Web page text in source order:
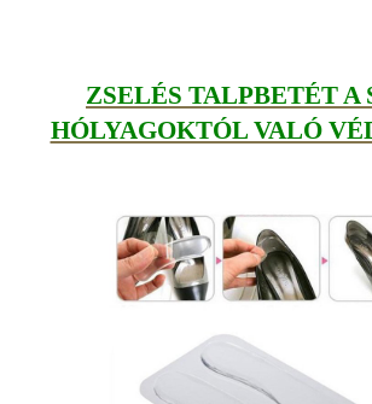
ZSELÉS TALPBETÉT A
HÓLYAGOKTÓL VALÓ